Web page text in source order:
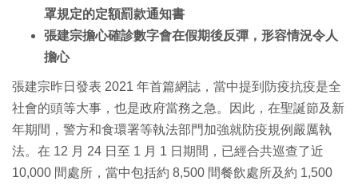
罩規定的定額罰款通知書
張建宗擔心確診數字會在假期後反彈，形容情況令人
擔心
張建宗昨日發表 2021 年首篇網誌，當中提到防疫抗疫是全
社會的頭等大事，也是政府當務之急。因此，在聖誕節及新
年期間，警方和食環署等執法部門加強就防疫規例嚴厲執
法。在 12 月 24 日至 1 月 1 日期間，已經合共巡查了近
10,000 間處所，當中包括約 8,500 間餐飲處所及約 1,500